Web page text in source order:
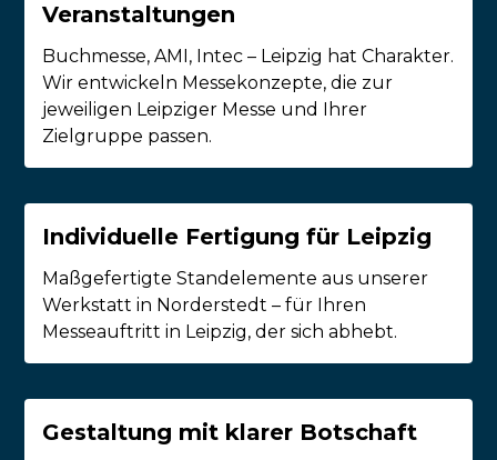
Veranstaltungen
Buchmesse, AMI, Intec – Leipzig hat Charakter.
Wir entwickeln Messekonzepte, die zur
jeweiligen Leipziger Messe und Ihrer
Zielgruppe passen.
Individuelle Fertigung für Leipzig
Maßgefertigte Standelemente aus unserer
Werkstatt in Norderstedt – für Ihren
Messeauftritt in Leipzig, der sich abhebt.
Gestaltung mit klarer Botschaft